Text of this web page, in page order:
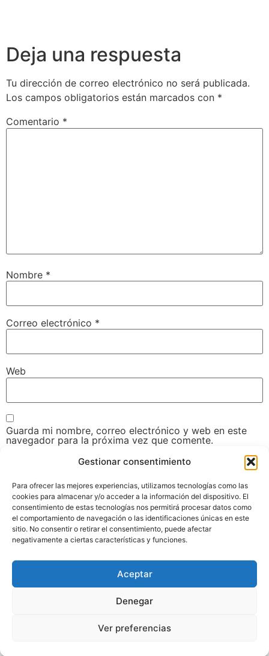
Gestionar consentimiento
Para ofrecer las mejores experiencias, utilizamos tecnologías como las
cookies para almacenar y/o acceder a la información del dispositivo. El
consentimiento de estas tecnologías nos permitirá procesar datos como
el comportamiento de navegación o las identificaciones únicas en este
sitio. No consentir o retirar el consentimiento, puede afectar
negativamente a ciertas características y funciones.
Aceptar
Denegar
Ver preferencias
Deja una respuesta
Tu dirección de correo electrónico no será publicada.
Los campos obligatorios están marcados con *
Comentario *
Nombre *
Correo electrónico *
Web
Guarda mi nombre, correo electrónico y web en este
navegador para la próxima vez que comente.
© Camperizando 2026